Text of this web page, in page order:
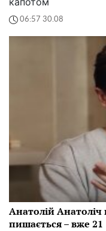
06:57 30.08
Анатолій Анатоліч
пишається – вже 21